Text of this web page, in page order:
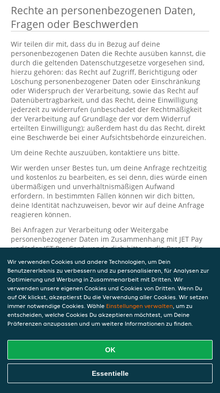
Rechte an personenbezogenen Daten,
Fragen oder Beschwerden
Wir teilen dir mit, dass du in Bezug auf deine
personenbezogenen Daten die Rechte ausüben kannst, die
durch die geltenden Datenschutzgesetze vorgesehen sind,
hierzu gehören: das Recht auf Zugriff, Berichtigung oder
Löschung personenbezogener Daten oder Einschränkung
oder Widerspruch der Verarbeitung, sowie das Recht auf
Datenübertragbarkeit, und das Recht, deine Einwilligung
jederzeit zu widerrufen (unbeschadet der Rechtmäßigkeit
der Verarbeitung auf Grundlage der vor dem Widerruf
erteilten Einwilligung); außerdem hast du das Recht, direkt
eine Beschwerde bei einer Aufsichtsbehörde einzureichen.
Um deine Rechte auszuüben, kontaktiere uns bitte.
Wir werden unser Bestes tun, um deine Anfrage rechtzeitig
und kostenlos zu bearbeiten, es sei denn, dies würde einen
übermäßigen und unverhältnismäßigen Aufwand
erfordern. In bestimmten Fällen können wir dich bitten,
deine Identität nachzuweisen, bevor wir auf deine Anfrage
reagieren können.
Bei Anfragen zur Verarbeitung oder Weitergabe
personenbezogener Daten im Zusammenhang mit JET Pay
und/oder JET Pay Card wende dich bitte an die Person, die
dir das JET Pay-Guthaben gewährt (das kann dein
Arbeitgeber, Geschäftspartner usw. sein). Dies ist
erforderlich, da JET und die Person, die dir das Guthaben
gewährt, eine separate Verantwortung für die Verarbeitung
und den Schutz deiner personenbezogenen Daten haben.
Solltest du weitere Fragen oder Beschwerden in Bezug auf
die Verarbeitung deiner personenbezogenen Daten haben,
kontaktieren wir dich gerne. Wir würden uns auch über
Tipps oder Vorschläge zur Verbesserung unserer Erklärung
Sicherheit
Wir verwenden Cookies und andere Technologien, um Dein
Benutzererlebnis zu verbessern und zu personalisieren, für Analysen zur
Optimierung und Werbung in Zusammenarbeit mit Dritten. Wir
verwenden unsere eigenen Cookies und Cookies von Dritten. Wenn Du
auf OK klickst, akzeptierst Du die Verwendung aller Cookies. Wir setzen
immer notwendige Cookies. Wähle Einstellungen verwalten, um zu
entscheiden, welche Cookies Du akzeptieren möchtest, um Deine
Präferenzen anzupassen und um weitere Informationen zu finden.
OK
Essentielle